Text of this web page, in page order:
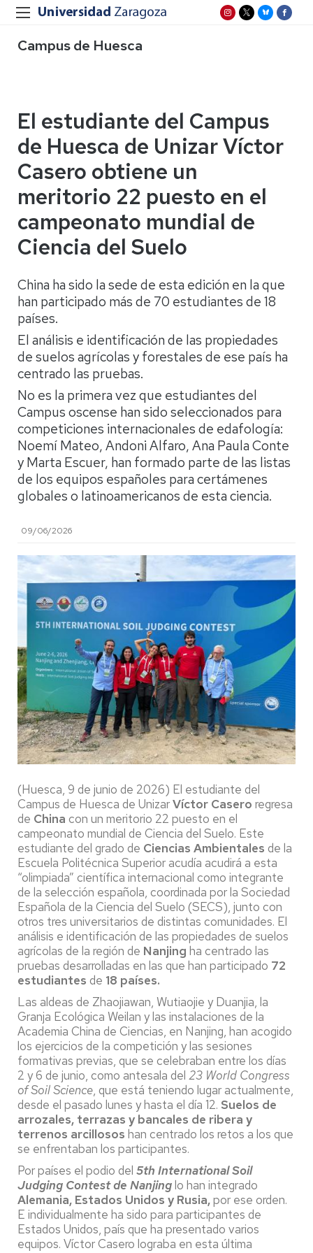
Campus de Huesca
El estudiante del Campus
de Huesca de Unizar Víctor
Casero obtiene un
meritorio 22 puesto en el
campeonato mundial de
Ciencia del Suelo
China ha sido la sede de esta edición en la que
han participado más de 70 estudiantes de 18
países.
El análisis e identificación de las propiedades
de suelos agrícolas y forestales de ese país ha
centrado las pruebas.
No es la primera vez que estudiantes del
Campus oscense han sido seleccionados para
competiciones internacionales de edafología:
Noemí Mateo, Andoni Alfaro, Ana Paula Conte
y Marta Escuer, han formado parte de las listas
de los equipos españoles para certámenes
globales o latinoamericanos de esta ciencia.
09/06/2026
(Huesca, 9 de junio de 2026) El estudiante del
Campus de Huesca de UnizarVíctor Casero regresa
de China con un meritorio 22 puesto en el
campeonato mundial de Ciencia del Suelo. Este
estudiante del grado de Ciencias Ambientales de la
Escuela Politécnica Superior acudía acudirá a esta
“olimpiada” científica internacional como integrante
de la selección española, coordinada por la Sociedad
Española de la Ciencia del Suelo (SECS), junto con
otros tres universitarios de distintas comunidades. El
análisis e identificación de las propiedades de suelos
agrícolas de la región de Nanjing ha centrado las
pruebas desarrolladas en las que han participado 72
estudiantes de 18 países.
Las aldeas de Zhaojiawan, Wutiaojie y Duanjia, la
Granja Ecológica Weilan y las instalaciones de la
Academia China de Ciencias, en Nanjing, han acogido
los ejercicios de la competición y las sesiones
formativas previas, que se celebraban entre los días
2 y 6 de junio, como antesala del 23 World Congress
of Soil Science, que está teniendo lugar actualmente,
desde el pasado lunes y hasta el día 12. Suelos de
arrozales, terrazas y bancales de ribera y
terrenos arcillosos han centrado los retos a los que
se enfrentaban los participantes.
Por países el podio del 5th International Soil
Judging Contest de Nanjinglo han integrado
Alemania, Estados Unidos y Rusia,por ese orden.
E individualmente ha sido para participantes de
Estados Unidos, país que ha presentado varios
equipos. Víctor Casero lograba en esta última